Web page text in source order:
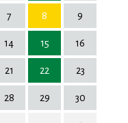
7 8 9
14 15 16
21 22 23
28 29 30